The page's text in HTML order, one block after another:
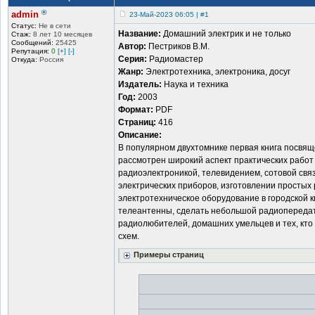
admin ®
Статус: Не в сети
Стаж: 8 лет 10 месяцев
Сообщений: 25425
Репутация: 0 [+] [-]
Откуда: Россия
23-Май-2023 06:05 | #1
Название: Домашний электрик и не только
Автор: Пестриков В.М.
Серия: Радиомастер
Жанр: Электротехника, электроника, досуг
Издатель: Наука и техника
Год: 2003
Формат: PDF
Страниц: 416
Описание:
В популярном двухтомнике первая книга
рассмотрен широкий аспект практических
радиоэлектроникой, телевидением, сотовой
электрических приборов, изготовлении
электротехническое оборудование в
телеантенны, сделать небольшой
радиолюбителей, домашних умельцев и тех,
схем.
Примеры страниц